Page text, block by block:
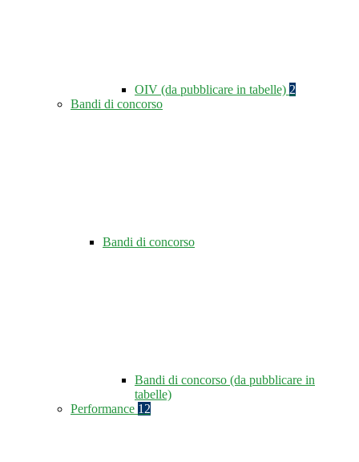
OIV (da pubblicare in tabelle) 2
Bandi di concorso
Bandi di concorso
Bandi di concorso (da pubblicare in
tabelle)
Performance 12